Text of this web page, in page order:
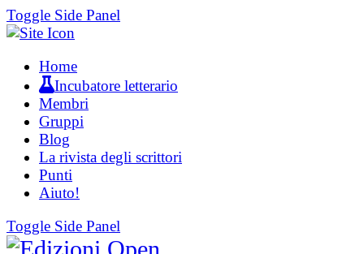
Toggle Side Panel
Home
Incubatore letterario
Membri
Gruppi
Blog
La rivista degli scrittori
Punti
Aiuto!
Toggle Side Panel